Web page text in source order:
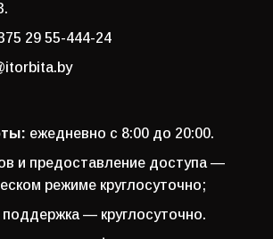
29 55-444-24
ежедневно с 8:00 до 20:00.
и предоставление доступа —
режиме круглосуточно;
поддержка — круглосуточно.